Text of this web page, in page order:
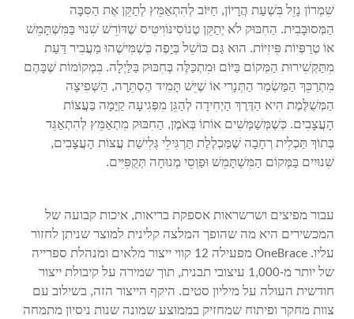
שִׁמְרוֹן נָזֵל בִּשְׁעַת הֲרָיוֹן, חַיּוֹב לְהִתְאַמֵּץ לְתַקֵּן אֶת הַסִּבָּה
הַמְּסוּבָּבִית. הַחִבּוּק לֹא יְתַקֵּן טֶנוֹסִינּוֹוִיטִיס שֶׁדּוֹרֵשׁ שִׁנוּי בַּמִּשְׁתָּמֵשׁ
אוֹ טֶרַפְּיוֹת פִּיזִיּוֹת. הוּא גַּם כּוֹשֵׁל בְּיָפֶה כְּשֶׁמִּישֶׁהוּ מַעֲבִיר דַּעַת
מִתַּקְשִׁירוּת הַמְּקוֹם בַּיּוֹם וּמִתְכַּלֶּה בְּחִבּוּק בַּלַּיְלָה. בִּמְקוֹמוֹת שֶׁבָּהֶם
מִתְרַכֵּךְ הַמַּשְׂמַר הַתְּנָרִי אוֹ שֶׁיֵּשׁ תָּמִיד הֶסְתֵּרָה, הַשְּׁפִיצָה
הַמְּשֻׁלֶּמֶת הִיא הַדֶּרֶךְ הַיְחִידָה לְהַגֵּן מִפְּגִיעָה קַיָּמָה בַּעֲצוֹת
הָעֲצָבִים. כְּשֶׁמְּשַׁמְּשִׁים אוֹתוֹ בְּאֹמֶן, הַחִבּוּק מִתְאַמֵּץ לְהִתְאַגֵּד
בְּתוֹךְ תַּכְלִית רְחָבָה שֶׁמַּכְלֶלֶת תַּרְגִּילֵי גְּלִישַׁת עֲצוֹת הָעֲצָבִים,
שִׁנוּיִים בַּמְּקוֹם הַמִּשְׁתָּמֵשׁ וּפַוְסֵי מְנוּחָה תְּקֻפִּיִּים.
עבור מפיצים ושרשראות אספקת בריאות, איכות קבועה של
המכשירים היא מה שהופך המלצה קלינית למוצר שניתן לחזור
עליו. OneBrace מפעילה 12 קווי ייצור מלאים ומנהלת ספרייה
של יותר מ-1,000 עיצובי תבנית, תוך שמירה על קיבולת ייצור
חודשית העולה על מיליון סטים. היקף הייצור הזה, בשילוב עם
צוות מחקר ופיתוח שמחזיק בממוצע שמונה שנות ניסיון מתמחה